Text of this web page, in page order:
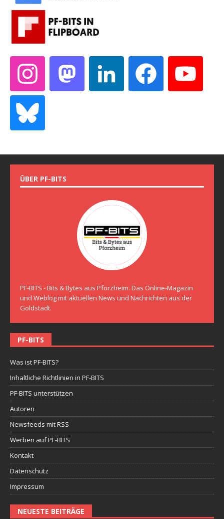
ÜBER PF-BITS
PF-BITS - Bits & Bytes aus Pforzheim. Das Online-Magazin
und Weblog mit aktuellen News und Nachrichten aus der
Goldstadt.
PF-BITS
Was ist PF-BITS?
Inhaltliche Richtlinien in PF-BITS
PF-BITS unterstützen
Autoren
Newsfeeds mit RSS
Werben auf PF-BITS
Kontakt
Datenschutz
Impressum
NEUESTE BEITRÄGE